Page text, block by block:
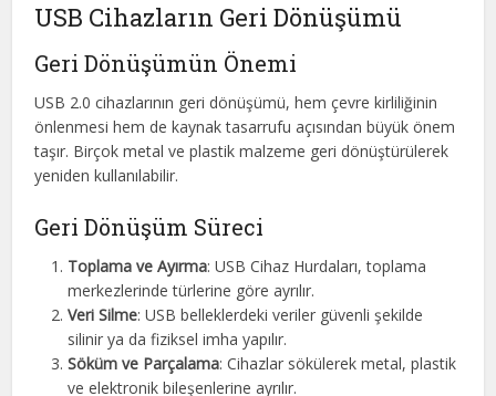
USB Cihazların Geri Dönüşümü
Geri Dönüşümün Önemi
USB 2.0 cihazlarının geri dönüşümü, hem çevre kirliliğinin
önlenmesi hem de kaynak tasarrufu açısından büyük önem
taşır. Birçok metal ve plastik malzeme geri dönüştürülerek
yeniden kullanılabilir.
Geri Dönüşüm Süreci
Toplama ve Ayırma: USB Cihaz Hurdaları, toplama
merkezlerinde türlerine göre ayrılır.
Veri Silme: USB belleklerdeki veriler güvenli şekilde
silinir ya da fiziksel imha yapılır.
Söküm ve Parçalama: Cihazlar sökülerek metal, plastik
ve elektronik bileşenlerine ayrılır.